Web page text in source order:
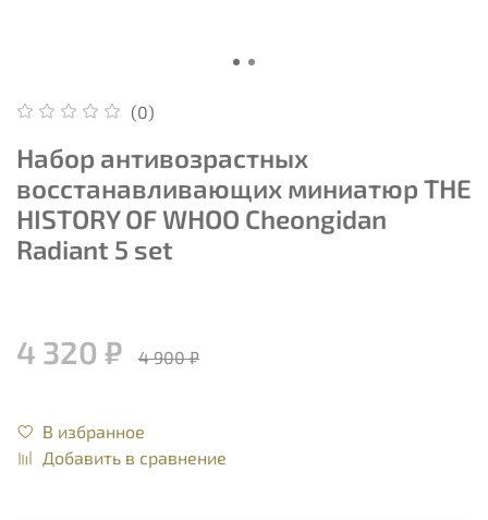
(0)
Набор антивозрастных
восстанавливающих миниатюр THE
HISTORY OF WHOO Cheongidan
Radiant 5 set
4 320 ₽ 4 900 ₽
В избранное
Добавить в сравнение